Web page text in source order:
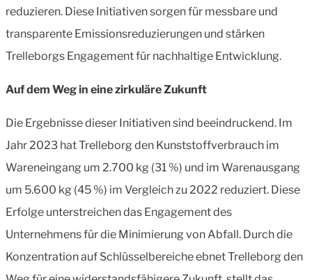
reduzieren. Diese Initiativen sorgen für messbare und
transparente Emissionsreduzierungen und stärken
Trelleborgs Engagement für nachhaltige Entwicklung.
Auf dem Weg in eine zirkuläre Zukunft
Die Ergebnisse dieser Initiativen sind beeindruckend. Im
Jahr 2023 hat Trelleborg den Kunststoffverbrauch im
Wareneingang um 2.700 kg (31 %) und im Warenausgang
um 5.600 kg (45 %) im Vergleich zu 2022 reduziert. Diese
Erfolge unterstreichen das Engagement des
Unternehmens für die Minimierung von Abfall. Durch die
Konzentration auf Schlüsselbereiche ebnet Trelleborg den